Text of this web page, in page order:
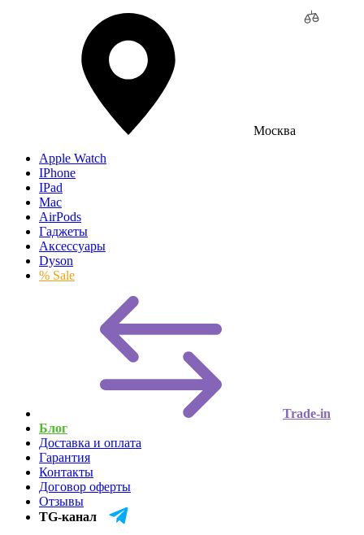
Москва
Apple Watch
IPhone
IPad
Mac
AirPods
Гаджеты
Аксессуары
Dyson
% Sale
Trade-in
Блог
Доставка и оплата
Гарантия
Контакты
Договор оферты
Отзывы
TG-канал